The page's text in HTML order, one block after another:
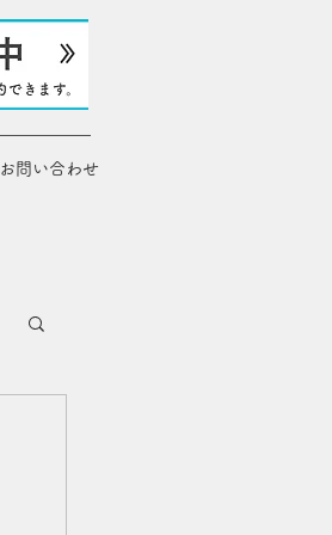
お問い合わせ